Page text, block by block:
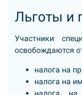
Льготы и
Участники
освобождаются
налога на
налога на